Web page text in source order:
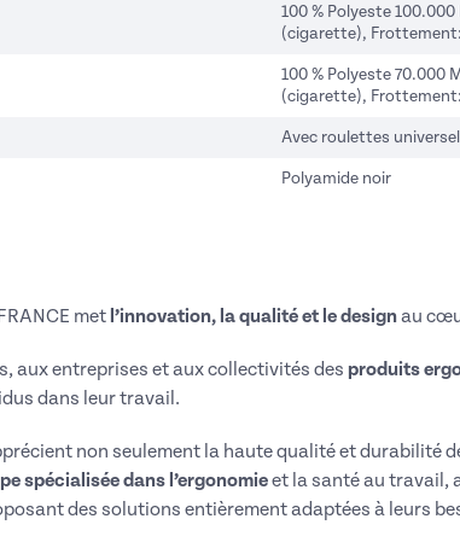
100 % Polyeste
(cigarette),
100 % Polyeste 70.000
(cigarette),
Avec roulettes
Polyamide noir
met l’innovation, la qualité et le designau
aux entreprises et aux collectivités des produits
dans leur travail.
non seulement la haute qualité et durabilité
spécialisée dans l’ergonomieet la santé au travail,
des solutions entièrement adaptées à leurs